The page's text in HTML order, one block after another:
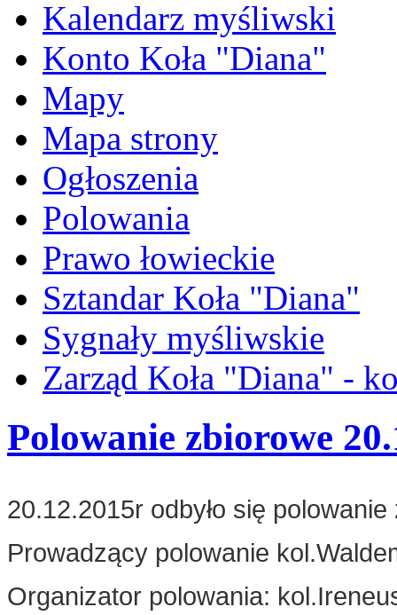
Kalendarz myśliwski
Konto Koła "Diana"
Mapy
Mapa strony
Ogłoszenia
Polowania
Prawo łowieckie
Sztandar Koła "Diana"
Sygnały myśliwskie
Zarząd Koła "Diana" -
Polowanie zbiorowe
20.12.2015r odbyło się
Prowadzący polowanie
Organizator polowania: